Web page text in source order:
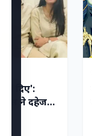
दिए':
सास ने दहेज